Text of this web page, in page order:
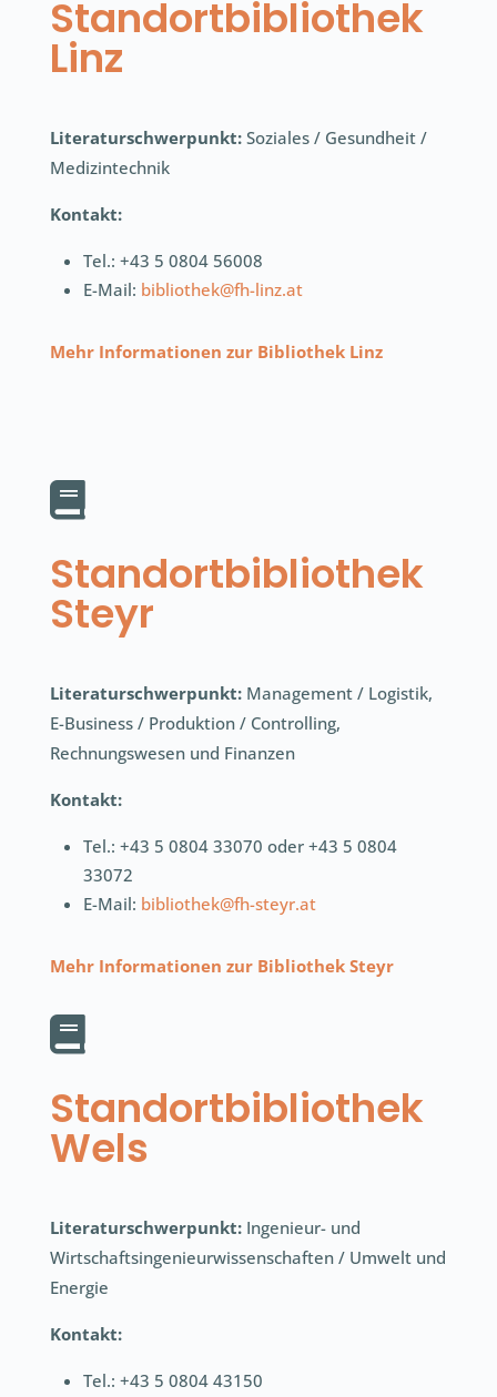
Standortbibliothek
Linz
Literaturschwerpunkt:Soziales / Gesundheit /
Medizintechnik
Kontakt:
Tel.: +43 5 0804 56008
E-Mail: bibliothek@fh-linz.at
Mehr Informationen zur Bibliothek Linz

Standortbibliothek
Steyr
Literaturschwerpunkt:Management / Logistik,
E-Business / Produktion / Controlling,
Rechnungswesen und Finanzen
Kontakt:
Tel.: +43 5 0804 33070 oder +43 5 0804
33072
E-Mail: bibliothek@fh-steyr.at
Mehr Informationen zur Bibliothek Steyr

Standortbibliothek
Wels
Literaturschwerpunkt:Ingenieur- und
Wirtschaftsingenieurwissenschaften / Umwelt und
Energie
Kontakt:
Tel.: +43 5 0804 43150